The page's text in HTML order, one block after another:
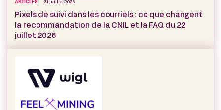
ARTICLES 31 juillet 2026
Pixels de suivi dans les courriels : ce que changent
la recommandation de la CNIL et la FAQ du 22
juillet 2026